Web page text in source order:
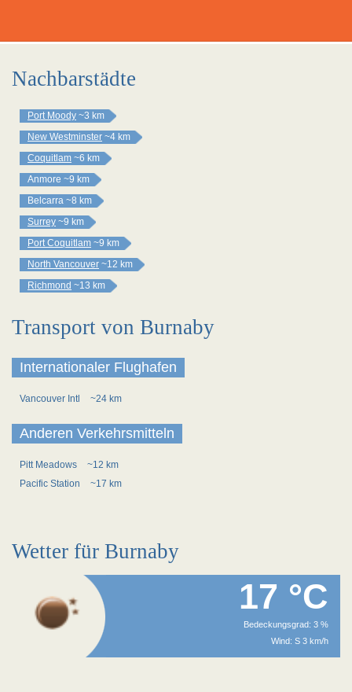
Nachbarstädte
Port Moody ~3 km
New Westminster ~4 km
Coquitlam ~6 km
Anmore ~9 km
Belcarra ~8 km
Surrey ~9 km
Port Coquitlam ~9 km
North Vancouver ~12 km
Richmond ~13 km
Transport von Burnaby
Internationaler Flughafen
Vancouver Intl ~24 km
Anderen Verkehrsmitteln
Pitt Meadows
~12 km
Pacific Station
~17 km
Wetter für Burnaby
17 °C
Bedeckungsgrad: 3 %
Wind: S 3 km/h